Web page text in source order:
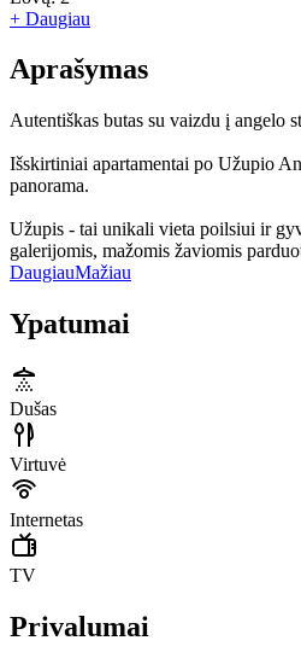
+ Daugiau
Aprašymas
Autentiškas butas su vaizdu į angelo
Išskirtiniai apartamentai po Užupio
panorama.
Užupis - tai unikali vieta poilsiui ir
galerijomis, mažomis žaviomis
DaugiauMažiau
Ypatumai
Dušas
Virtuvė
Internetas
TV
Privalumai